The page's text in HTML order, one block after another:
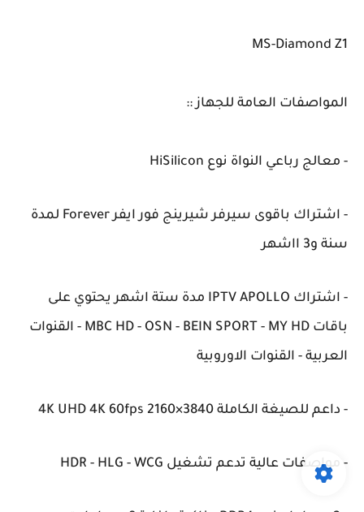
MS-Diamond Z1
المواصفات العامة للجهاز ::
- معالج رباعي النواة نوع HiSilicon
- اشتراك باقوى سيرفر شيرينج فور ايفر Forever لمدة
سنة و3 ااشهر
- اشتراك IPTV APOLLO مدة ستة اشهر يحتوي على
باقات MBC HD - OSN - BEIN SPORT - MY HD - القنوات
العربية - القنوات الاوروبية
- داعم للصيغة الكاملة 4K UHD 4K 60fps 2160×3840
- مواصفات عالية تدعم تشغيل HDR - HLG - WCG